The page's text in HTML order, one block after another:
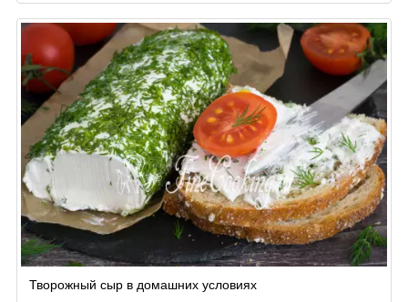
Творожный сыр в домашних условиях